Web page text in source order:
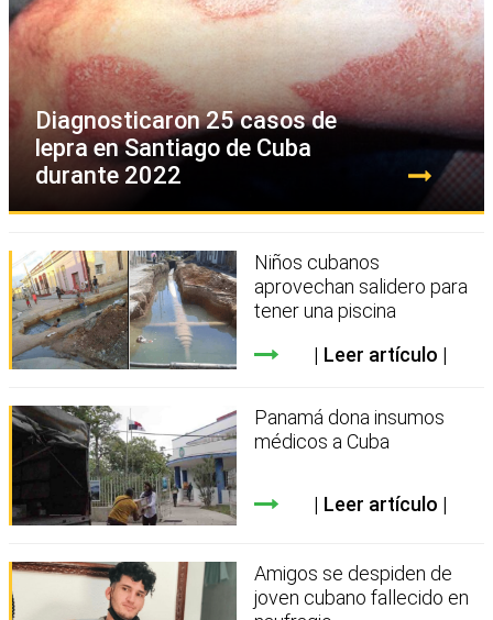
Diagnosticaron 25 casos de
lepra en Santiago de Cuba
durante 2022
Niños cubanos
aprovechan salidero para
tener una piscina
Leer artículo
Panamá dona insumos
médicos a Cuba
Leer artículo
Amigos se despiden de
joven cubano fallecido en